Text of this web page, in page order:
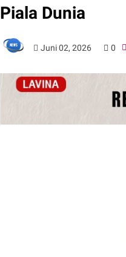
Piala Dunia
Juni 02, 2026 0